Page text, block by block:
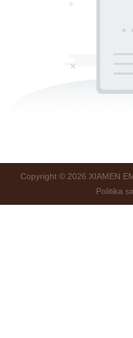
Copyright © 2026 XIAMEN
Politika